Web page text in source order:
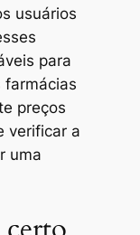
usuários
​​​​para
preços
verificar a
uma